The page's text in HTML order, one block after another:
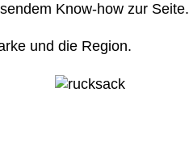
Know-how zur Seite.
und die Region.